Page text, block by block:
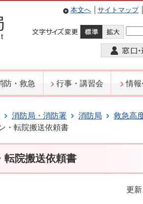
本文へ サイトマップ
防・救急 行事・講習会 情報
消防局・消防署 消防局 救急高
・転院搬送依頼書
院搬送依頼書
更